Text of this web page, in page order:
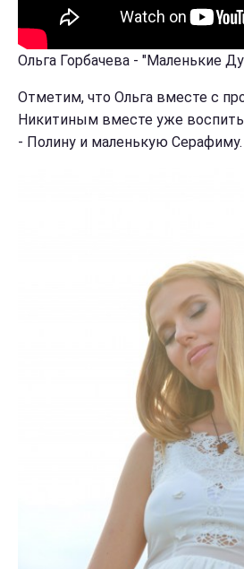
Ольга Горбачева - "Маленькие
Отметим, что Ольга вместе с
Никитиным вместе уже
- Полину и маленькую Серафиму.